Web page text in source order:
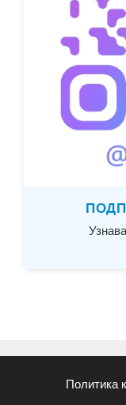
Политика